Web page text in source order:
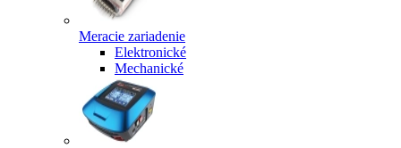
Meracie zariadenie
Elektronické
Mechanické